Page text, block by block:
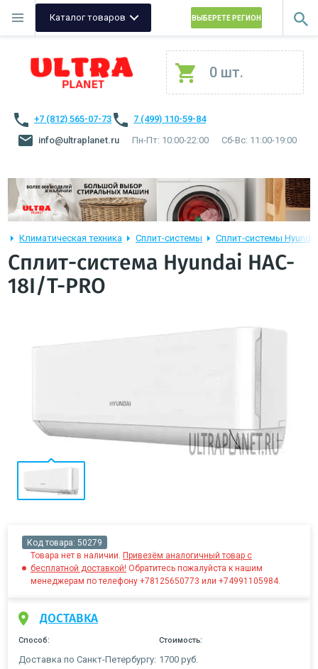
Каталог товаров ВЫБЕРЕТЕ РЕГИОН
0 шт.
+7 (812) 565-07-73
7 (499) 110-59-84
info@ultraplanet.ru
Пн-Пт: 10:00-22:00 Сб-Вс: 11:00-19:00
Климатическая техника Сплит-системы Сплит-системы Hyundai
Сплит-система Hyundai HAC-
18I/T-PRO
Код товара: 50279
Товара нет в наличии. Привезём аналогичный товар с
бесплатной доставкой! Обратитесь пожалуйста к нашим
менеджерам по телефону +78125650773 или +74991105984.
ДОСТАВКА
Способ: Стоимость:
Доставка по Санкт-Петербургу: 1700 руб.